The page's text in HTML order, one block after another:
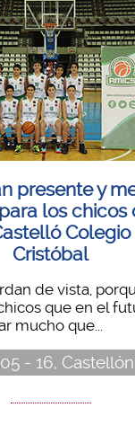
presente y
los chicos
Colegio
Cristóbal
de vista,
que en el
mucho que...
- 16, Castellón